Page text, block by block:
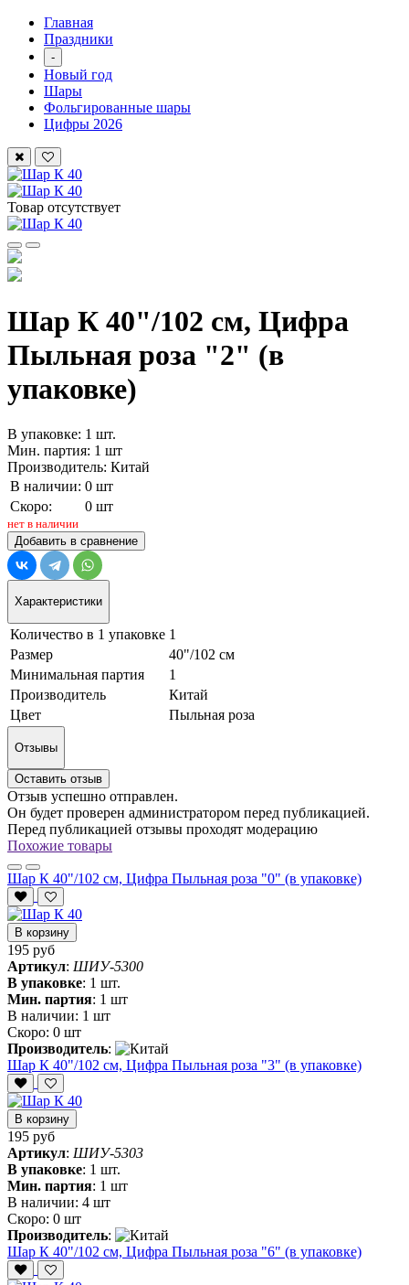
Главная
Праздники
-
Новый год
Шары
Фольгированные шары
Цифры 2026
Товар отсутствует
Шар К 40"/102 см, Цифра
Пыльная роза "2" (в
упаковке)
В упаковке: 1 шт.
Мин. партия: 1 шт
Производитель: Китай
В наличии: 0 шт
Скоро:
0 шт
нет в наличии
Добавить в сравнение
Характеристики
Количество в 1 упаковке 1
Размер
40"/102 см
Минимальная партия
1
Производитель
Китай
Цвет
Пыльная роза
Отзывы
Оставить отзыв
Отзыв успешно отправлен.
Он будет проверен администратором перед публикацией.
Перед публикацией отзывы проходят модерацию
Похожие товары
Шар К 40"/102 см, Цифра Пыльная роза "0" (в упаковке)
В корзину
195 руб
Артикул: ШИУ-5300
В упаковке: 1 шт.
Мин. партия: 1 шт
В наличии: 1 шт
Скоро: 0 шт
Производитель:
Шар К 40"/102 см, Цифра Пыльная роза "3" (в упаковке)
В корзину
195 руб
Артикул: ШИУ-5303
В упаковке: 1 шт.
Мин. партия: 1 шт
В наличии: 4 шт
Скоро: 0 шт
Производитель:
Шар К 40"/102 см, Цифра Пыльная роза "6" (в упаковке)